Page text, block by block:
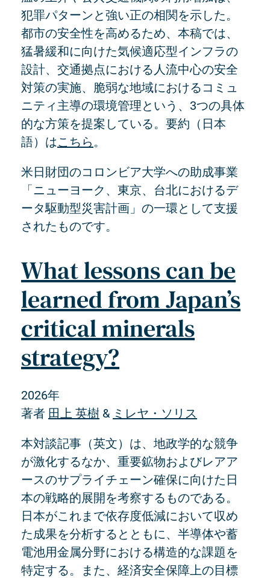
犯罪パターンと強い正の相関を示した。
都市の安全性を高めるため、本稿では、
猛暑緩和に向けた気候適応型インフラの
設計、交通拠点における人流中心の安全
対策の実施、脆弱な地域におけるコミュ
ニティ主導の環境管理という、3つの具体
的な方策を提案している。要約（日本
語）はこちら 。
米日財団のコロンビア大学への助成事業
「ニューヨーク、東京、台北におけるデ
ータ駆動型災害計画」の一環として支援
されたものです。
What lessons can be
learned from Japan’s
critical minerals
strategy?
2026年
著者 田上 英樹 & ミレヤ・ソリス
本対談記事（英文）は、地政学的な競争
が激化するなか、重要鉱物およびレアア
ースのサプライチェーン確保に向けた日
本の戦略的展開を考察するものである。
日本がこれまで依存度低減において収め
た成果を分析するとともに、半導体や蓄
電池用金属分野における構造的な課題を
特定する。また、経済安全保障上の目標